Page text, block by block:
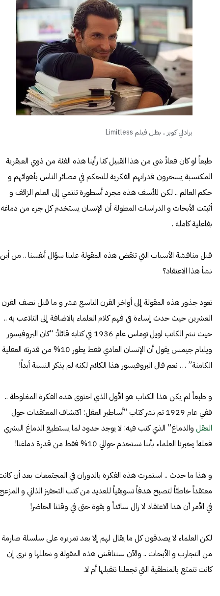
برادلي كوبر .. بطل فيلم Limitless
طبعاً لو كان فعلاً شي من هذا القبيل كنا رأينا هذه الفئة من ذوي العبقرية
المكتسبة يسخرون قدراتهم الفكرية للتحكم في مصائر الناس بأهوائهم و
حكم العالم .. لكن للأسف هذه مجرد أسطورة تنتمي إلى العلم الزائف و
أثبتت الأبحاث و الدراسات المطولة أن الإنسان يستخدم كل جزء من دماغه
بفاعلية كاملة .
قبل مناقشة الأسباب التي تنقض هذه المقولة علينا سؤال أنفسنا .. من أين
نشأ هذا الاعتقاد؟
تعود جذور هذه المقولة إلى أواخر القرن التاسع عشر و ما قبل نصف القرن
العشرين حيث حدث إساءة في فهم كلام العلماء بالاضافة إلى التلاعب به ..
حيث نشر الكاتب لويل توماس عام 1936 في كتابه قائلاً: “كان البروفيسور
ويليام جيمس يقول أن الإنسان العادي فقط يطور 10% من قدرته العقلية
الكامنة” … نعم قال البروفيسور هذا الكلام لكنه لم يذكر النسبة أبداً!
و طبعاً لم يكن هذا الكتاب هو الأول الذي احتوى هذه الفكرة المغلوطة ..
ففي عام 1929 تم نشر كتاب “أساطير العقل: اكتشاف المعتقدات حول
العقل والدماغ” الذي كتب فيه: لا يوجد حدود لما يستطيع الدماغ البشري
فعله! يخبرنا العلماء بأننا نستخدم حوالي 10% فقط من قدرة دماغنا!
و هذا ما حدث .. استمرت هذه الفكرة بالدوران في المجتمعات بعد أن
معتقداً خاطئاً لتصبح هدفاً تسويقياً للعديد من كتب التحفيز الذاتي و
في الأمر أن هذا الاعتقاد لا زال سائداً و بقوة حتى في وقتنا الحاضر!
لكن العلماء لا يصدقون كل ما يقال لهم إلا بعد تمريره على سلسلة صارمة
من التجارب و الأبحاث .. والآن سنناقش هذه المقولة و نحللها و نرى إن
كانت تتمتع بالمنطقية التي تجعلنا نتقبلها أم لا.